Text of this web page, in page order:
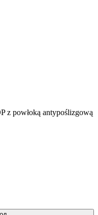
z powłoką antypoślizgową